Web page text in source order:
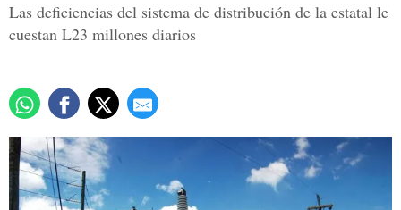
Las deficiencias del sistema de distribución de la estatal le
cuestan L23 millones diarios